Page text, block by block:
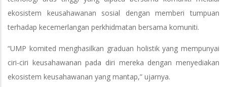
ekosistem keusahawanan sosial dengan memberi tumpuan
terhadap kecemerlangan perkhidmatan bersama komuniti.
“UMP komited menghasilkan graduan holistik yang mempunyai
ciri-ciri keusahawanan pada diri mereka dengan menyediakan
ekosistem keusahawanan yang mantap,” ujarnya.